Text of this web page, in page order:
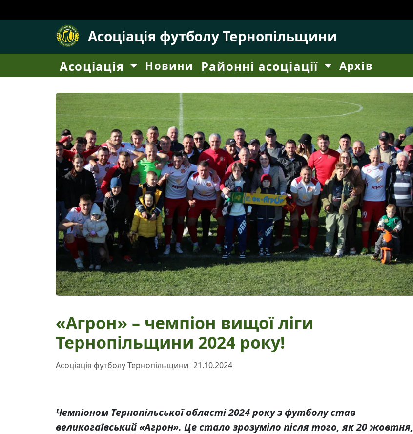
Асоціація футболу Тернопільщини
Асоціація Новини Районні асоціації Архів
«Агрон» – чемпіон вищої ліги
Тернопільщини 2024 року!
Асоціація футболу Тернопільщини 21.10.2024
Чемпіоном Тернопільської області 2024 року з футболу став
великогаївський «Агрон». Це стало зрозуміло після того, як 20 жовтня,